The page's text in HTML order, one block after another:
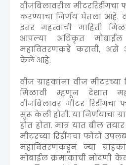
वीजबिलावरील मीटररिडींगचा
करण्याचा निर्णय घेतला आहे.
इतर महत्वाची माहिती
आपल्या अधिकृत मोबाईल
महावितरणकडे करावी, असे
केले आहे.
वीज ग्राहकांना वीज मीटरच्या
मिळावी म्हणून देशात
वीजबिलावर मीटर रिडींगचा
सुरू केली होती. या निर्णयाचा
होत होता. मात्र यात बील
मीटरच्या रिडींगचा फोटो
महावितरणकडून ज्या
मोबाईल क्रमांकाची नोंदणी